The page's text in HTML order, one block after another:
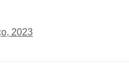
2023